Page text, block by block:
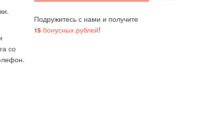
со
Подружитесь с нами и получите
15бонусных рублей!